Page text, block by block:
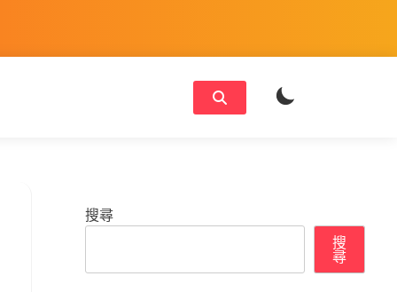
搜尋
搜
尋